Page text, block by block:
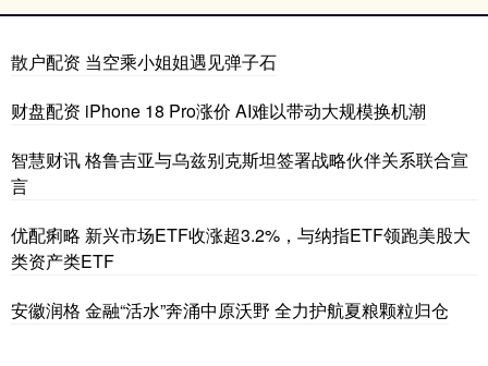
散户配资 当空乘小姐姐遇见弹子石
财盘配资 iPhone 18 Pro涨价 AI难以带动大规模换机潮
智慧财讯 格鲁吉亚与乌兹别克斯坦签署战略伙伴关系联合宣
言
优配痢略 新兴市场ETF收涨超3.2%，与纳指ETF领跑美股大
类资产类ETF
安徽润格 金融“活水”奔涌中原沃野 全力护航夏粮颗粒归仓